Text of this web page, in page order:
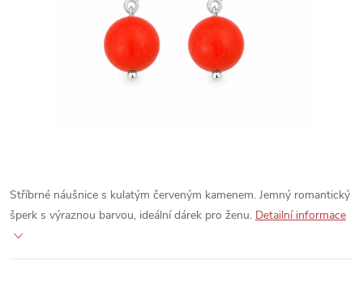
Stříbrné náušnice s kulatým červeným kamenem. Jemný romantický
šperk s výraznou barvou, ideální dárek pro ženu. Detailní informace